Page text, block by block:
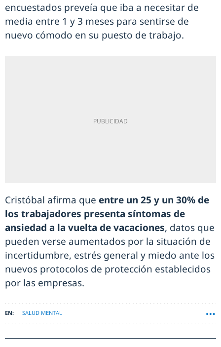
encuestados preveía que iba a necesitar de
media entre 1 y 3 meses para sentirse de
nuevo cómodo en su puesto de trabajo.
Cristóbal afirma que entre un 25 y un 30% de
los trabajadores presenta síntomas de
ansiedad a la vuelta de vacaciones, datos que
pueden verse aumentados por la situación de
incertidumbre, estrés general y miedo ante los
nuevos protocolos de protección establecidos
por las empresas.
SALUD MENTAL